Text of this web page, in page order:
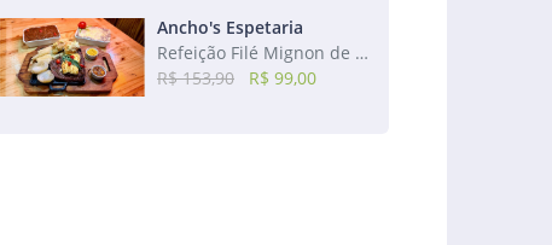
Ancho's Espetaria
Refeição Filé Mignon de Sol na Manteiga + Acompanhamentos
R$ 153,90
R$ 99,00